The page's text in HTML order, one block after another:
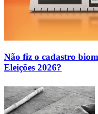
Não fiz o cadastro
Eleições 2026?